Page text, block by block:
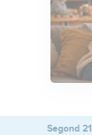
Segond 21